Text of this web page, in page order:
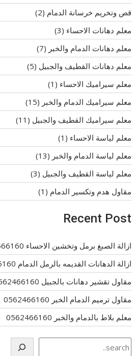
قص وتخريم خرسانة الدمام (2)
معلم دهانات الاحساء (3)
معلم دهانات الدمام والخبر (7)
معلم دهانات القطيف والجبيل (5)
معلم سيراميك الاحساء (1)
معلم سيراميك الدمام والخبر (15)
معلم سيراميك القطيف والجبيل (11)
معلم لياسة الاحساء (1)
معلم لياسة الدمام والخبر (13)
معلم لياسة القطيف والجبيل (3)
مقاول هدم وتكسير الدمام (1)
Recent Post
ازالة الصبغ برمل وتخشين الاحساء 0562466160
ازالة الدهانات القديمه بالرمل الدمام 0562466160
مقاول تقشير دهانات بالجبيل 0562466160
مقاول ترميم الدمام الخبر 0562466160
معلم بلاط بالدمام والخبر 0562466160
Search